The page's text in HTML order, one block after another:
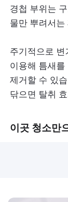
경첩 부위는
물만 뿌려서
주기적으로
이용해 틈새
제거할 수 있
닦으면 탈취
이곳 청소만